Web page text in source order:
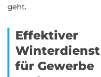
geht.
Effektiver
Winterdienst
für Gewerbe